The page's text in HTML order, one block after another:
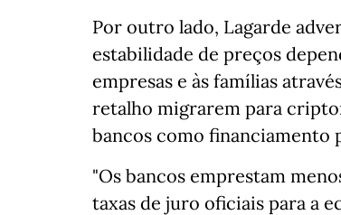
Por outro lado, Lagarde
estabilidade de preços
empresas e às famílias
retalho migrarem para
bancos como financiamento
"Os bancos emprestam
taxas de juro oficiais para a